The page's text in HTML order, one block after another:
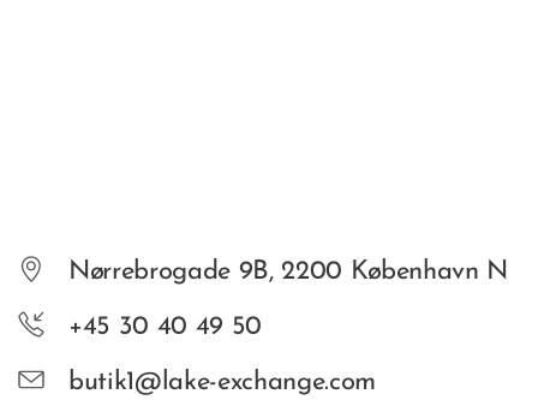
Nørrebrogade 9B, 2200 København N
+45 30 40 49 50
butik1@lake-exchange.com